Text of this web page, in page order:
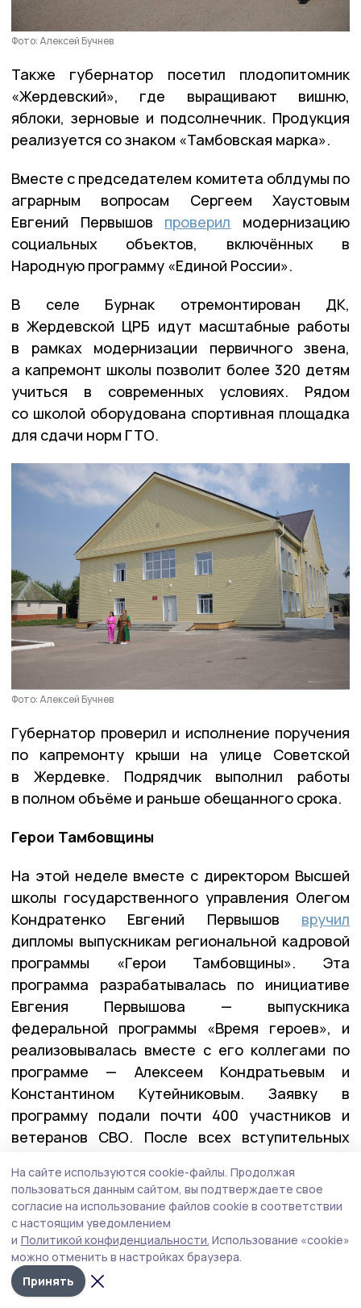
Фото: Алексей Бучнев
Также губернатор посетил плодопитомник
«Жердевский», где выращивают вишню,
яблоки, зерновые и подсолнечник. Продукция
реализуется со знаком «Тамбовская марка».
Вместе с председателем комитета облдумы по
аграрным вопросам Сергеем Хаустовым
Евгений Первышов проверил модернизацию
социальных объектов, включённых в
Народную программу «Единой России».
В селе Бурнак отремонтирован ДК,
в Жердевской ЦРБ идут масштабные работы
в рамках модернизации первичного звена,
а капремонт школы позволит более 320 детям
учиться в современных условиях. Рядом
со школой оборудована спортивная площадка
для сдачи норм ГТО.
Фото: Алексей Бучнев
Губернатор проверил и исполнение поручения
по капремонту крыши на улице Советской
в Жердевке. Подрядчик выполнил работы
в полном объёме и раньше обещанного срока.
Герои Тамбовщины
На этой неделе вместе с директором Высшей
школы государственного управления Олегом
Кондратенко Евгений Первышов вручил
дипломы выпускникам региональной кадровой
программы «Герои Тамбовщины». Эта
программа разрабатывалась по инициативе
Евгения Первышова — выпускника
федеральной программы «Время героев», и
реализовывалась вместе с его коллегами по
программе — Алексеем Кондратьевым и
Константином Кутейниковым. Заявку в
программу подали почти 400 участников и
ветеранов СВО. После всех вступительных
27 ребят.
— У них уже есть важные управленческие
качества: умение принимать решения в самых
сложных ситуациях, брать на себя
ответственность и работать в команде. А
На сайте используются cookie-файлы. Продолжая
пользоваться данным сайтом, вы подтверждаете свое
согласие на использование файлов cookie в соответствии
с настоящим уведомлением
и Политикой конфиденциальности. Использование «cookie»
можно отменить в настройках браузера.
Принять